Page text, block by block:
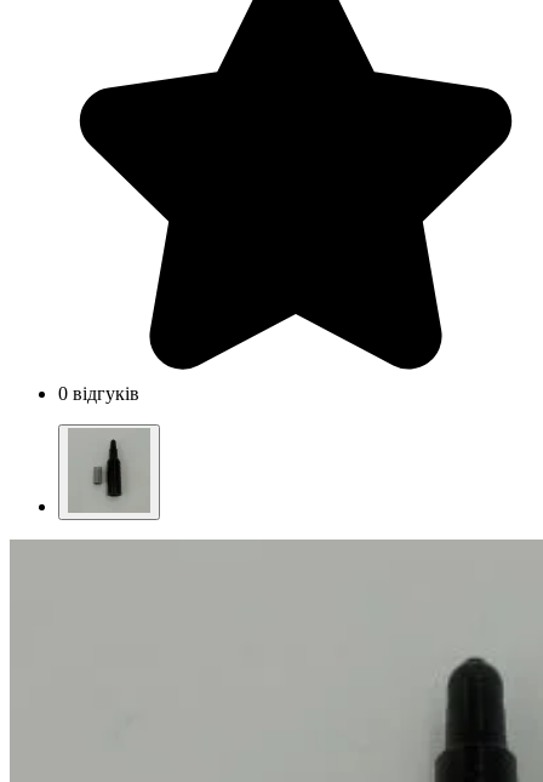
0 відгуків